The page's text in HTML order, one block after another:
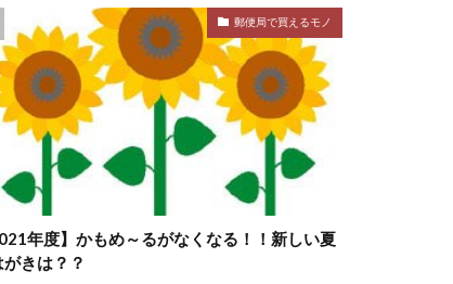
郵便局で買えるモノ
年度】かもめ～るがなくなる！！新しい夏
きは？？